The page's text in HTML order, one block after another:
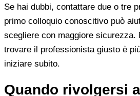
Se hai dubbi, contattare due o tre
primo colloquio conoscitivo può
scegliere con maggiore sicurezza.
trovare il professionista giusto è
iniziare subito.
Quando rivolgersi